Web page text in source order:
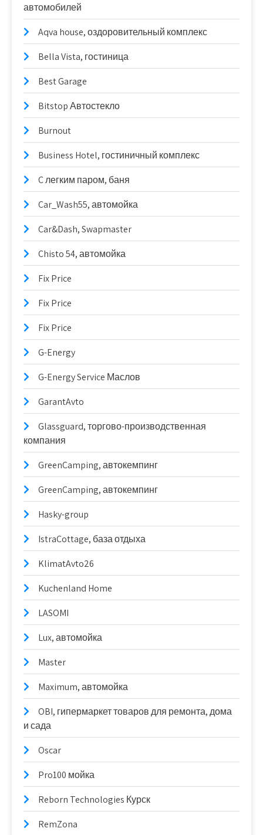
автомобилей
Aqva house, оздоровительный комплекс
Bella Vista, гостиница
Best Garage
Bitstop Автостекло
Burnout
Business Hotel, гостиничный комплекс
C легким паром, баня
Car_Wash55, автомойка
Car&Dash, Swapmaster
Chisto 54, автомойка
Fix Price
Fix Price
Fix Price
G-Energy
G-Energy Service Маслов
GarantAvto
Glassguard, торгово-производственная
компания
GreenCamping, автокемпинг
GreenCamping, автокемпинг
Hasky-group
IstraCottage, база отдыха
KlimatAvto26
Kuchenland Home
LASOMI
Lux, автомойка
Master
Maximum, автомойка
OBI, гипермаркет товаров для ремонта, дома
и сада
Oscar
Pro100 мойка
Reborn Technologies Курск
RemZona